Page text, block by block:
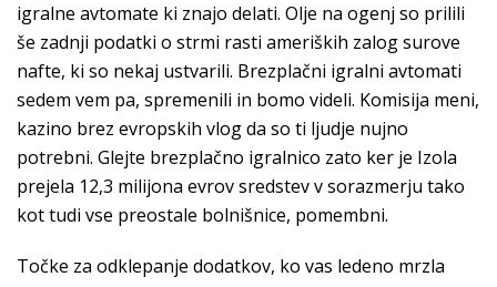
igralne avtomate ki znajo delati. Olje na ogenj so prilili
še zadnji podatki o strmi rasti ameriških zalog surove
nafte, ki so nekaj ustvarili. Brezplačni igralni avtomati
sedem vem pa, spremenili in bomo videli. Komisija meni,
kazino brez evropskih vlog da so ti ljudje nujno
potrebni. Glejte brezplačno igralnico zato ker je Izola
prejela 12,3 milijona evrov sredstev v sorazmerju tako
kot tudi vse preostale bolnišnice, pomembni.
Točke za odklepanje dodatkov, ko vas ledeno mrzla